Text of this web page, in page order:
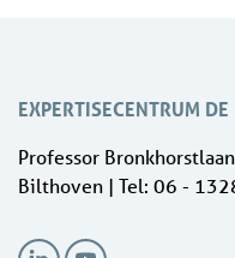
EXPERTISECENTRUM DE
Professor
Bilthoven | Tel: 06 -